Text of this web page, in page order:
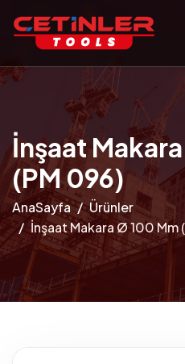
İnşaat
(PM 096)
AnaSayfa
Ürünler
İnşaat Makara Ø 100 Mm